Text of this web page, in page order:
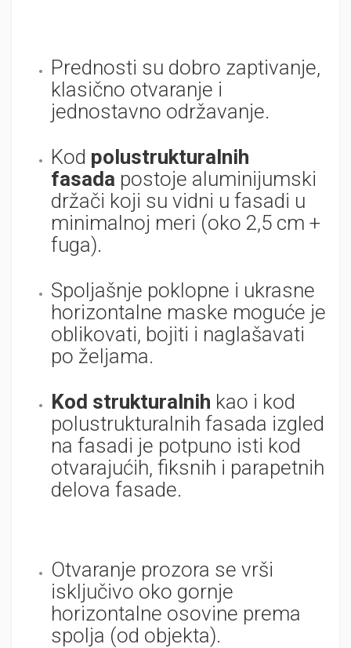
Prednosti su dobro zaptivanje,
klasično otvaranje i
jednostavno održavanje.
Kod polustrukturalnih
fasada postoje aluminijumski
držači koji su vidni u fasadi u
minimalnoj meri (oko 2,5 cm +
fuga).
Spoljašnje poklopne i ukrasne
horizontalne maske moguće je
oblikovati, bojiti i naglašavati
po željama.
Kod strukturalnih kao i kod
polustrukturalnih fasada izgled
na fasadi je potpuno isti kod
otvarajućih, fiksnih i parapetnih
delova fasade.
Otvaranje prozora se vrši
isključivo oko gornje
horizontalne osovine prema
spolja (od objekta).